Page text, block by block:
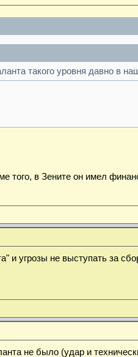
такого уровня давно в
того, в Зените он имел
и угрозы не выступать за
не было (удар и